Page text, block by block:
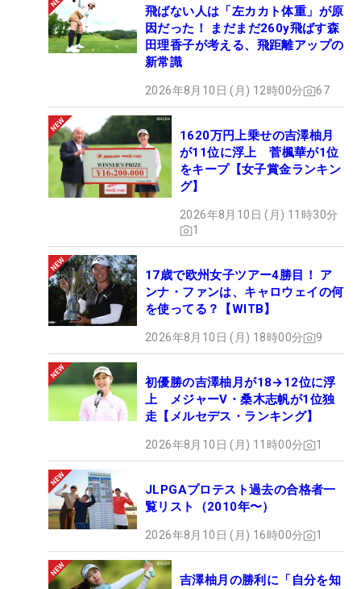
飛ばない人は「左カカト体重」が原
因だった！ まだまだ260y飛ばす森
田理香子が考える、飛距離アップの
新常識
2026年8月10日 (月) 12時00分 67
1620万円上乗せの吉澤柚月
が11位に浮上 菅楓華が1位
をキープ【女子賞金ランキン
グ】
2026年8月10日 (月) 11時30分
1
17歳で欧州女子ツアー4勝目！ ア
ンナ・ファンは、キャロウェイの何
を使ってる？【WITB】
2026年8月10日 (月) 18時00分 9
初優勝の吉澤柚月が18→12位に浮
上 メジャーV・桑木志帆が1位独
走【メルセデス・ランキング】
2026年8月10日 (月) 11時00分 1
JLPGAプロテスト過去の合格者一
覧リスト（2010年〜）
2026年8月10日 (月) 16時00分 1
吉澤柚月の勝利に「自分を知